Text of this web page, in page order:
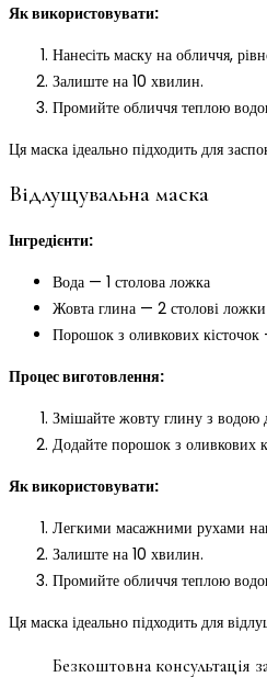
Як використовувати:
Нанесіть маску на обличчя,
Залиште на 10 хвилин.
Промийте обличчя теплою
Ця маска ідеально підходить для
Відлущувальна маска
Інгредієнти:
Вода — 1 столова ложка
Жовта глина — 2 столові ложки
Порошок з оливкових
Процес виготовлення:
Змішайте жовту глину з водою
Додайте порошок з оливкових
Як використовувати:
Легкими масажними рухами
Залиште на 10 хвилин.
Промийте обличчя теплою
Ця маска ідеально підходить для
Безкоштовна консультація